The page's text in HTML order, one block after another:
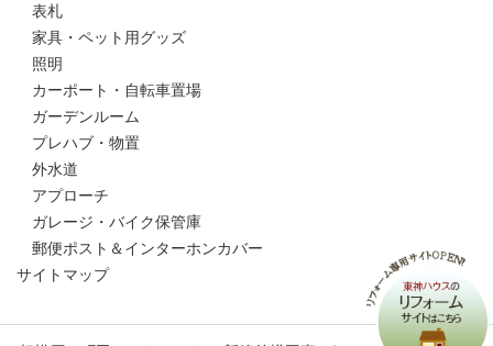
表札
家具・ペット用グッズ
照明
カーポート・自転車置場
ガーデンルーム
プレハブ・物置
外水道
アプローチ
ガレージ・バイク保管庫
郵便ポスト＆インターホンカバー
サイトマップ